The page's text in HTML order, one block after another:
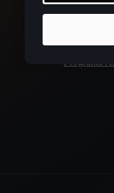
Incentivos
Programa